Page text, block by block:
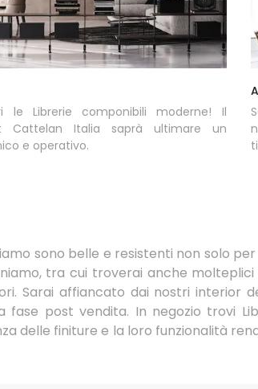
le Librerie componibili moderne! Il
Cattelan Italia saprà ultimare un
e operativo.
sono belle e resistenti non solo
tra cui troverai anche
Sarai affiancato dai nostri interior
fase post vendita. In negozio trovi
delle finiture e la loro funzionalità